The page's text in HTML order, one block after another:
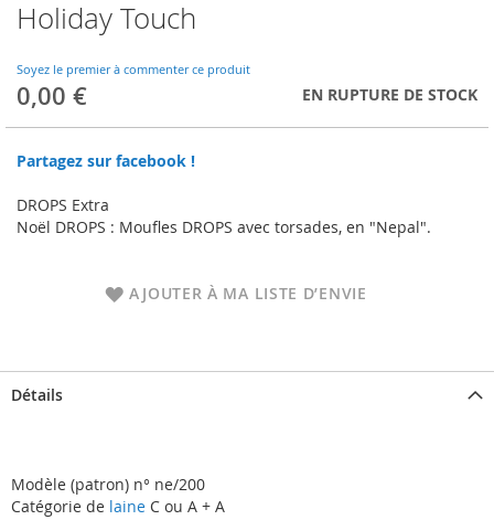
Holiday Touch
Soyez le premier à commenter ce produit
0,00 € EN RUPTURE DE STOCK
Partagez sur facebook !
DROPS Extra
Noël DROPS : Moufles DROPS avec torsades, en "Nepal".
AJOUTER À MA LISTE D’ENVIE
Skip
to
beginning
of
the
gallery
Détails
Modèle (patron) n° ne/200
Catégorie de laine C ou A + A